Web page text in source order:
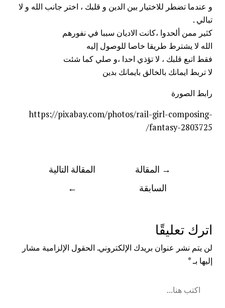
و عندما تضطر للاختيار بين الدين و قلبك ، اختر جانب الله و لا
تبالي .
كثير ممن ألحدوا ،كانت الاديان سببا في نفورهم
الله لا يشترط طريقا خاصا للوصول إليه
فقط اتبع قلبك ، لا تؤذي احدا ،و صلي كما شئت
لا تربط ايمانك بالخالق بايمانك بدين
رابط الصورة
https://pixabay.com/photos/rail-girl-composing-
fantasy-2803725/
→ المقالة
السابقة
المقالة التالية
←
اترك تعليقًا
لن يتم نشر عنوان بريدك الإلكتروني. الحقول الإلزامية مشار
إليها بـ*